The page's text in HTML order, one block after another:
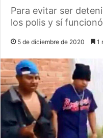
Para evitar ser
los polis y sí funcionó
5 de diciembre de 2020 1